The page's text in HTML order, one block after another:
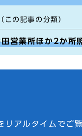
（この記事の分類）
営業所ほか2か所
リアルタイムでご